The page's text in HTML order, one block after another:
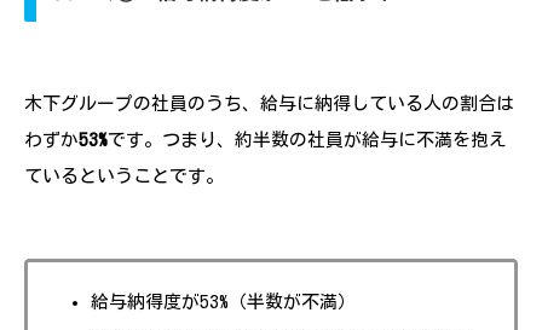
木下グループの社員のうち、給与に納得している人の割合は
わずか53%です。つまり、約半数の社員が給与に不満を抱え
ているということです。
給与納得度が53%（半数が不満）